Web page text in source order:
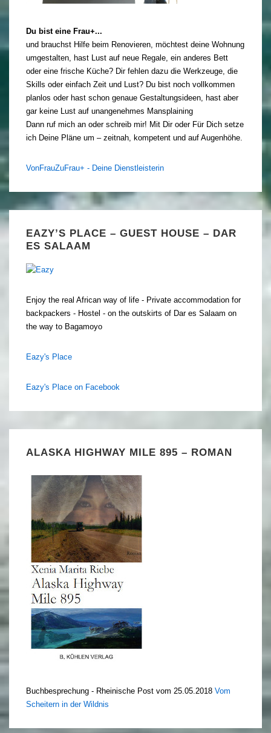
Du bist eine Frau+...
und brauchst Hilfe beim Renovieren, möchtest deine Wohnung
umgestalten, hast Lust auf neue Regale, ein anderes Bett
oder eine frische Küche? Dir fehlen dazu die Werkzeuge, die
Skills oder einfach Zeit und Lust? Du bist noch vollkommen
planlos oder hast schon genaue Gestaltungsideen, hast aber
gar keine Lust auf unangenehmes Mansplaining
Dann ruf mich an oder schreib mir! Mit Dir oder Für Dich setze
ich Deine Pläne um – zeitnah, kompetent und auf Augenhöhe.
VonFrauZuFrau+ - Deine Dienstleisterin
EAZY’S PLACE – GUEST HOUSE – DAR
ES SALAAM
Enjoy the real African way of life - Private accommodation for
backpackers - Hostel - on the outskirts of Dar es Salaam on
the way to Bagamoyo
Eazy's Place
Eazy's Place on Facebook
ALASKA HIGHWAY MILE 895 – ROMAN
Buchbesprechung - Rheinische Post vom 25.05.2018 Vom
Scheitern in der Wildnis